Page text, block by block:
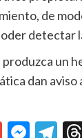
de
detectar
produzca un
dan
Gmail